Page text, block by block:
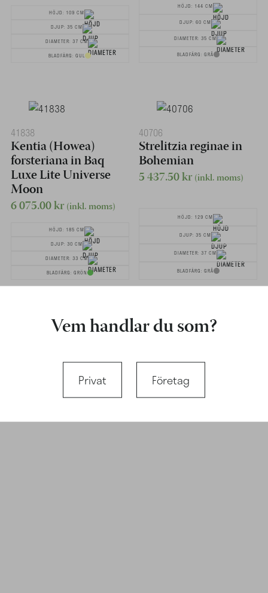
HÖJD: 109 CM
DJUP: 35 CM
DIAMETER: 37 CM
BLADFÄRG: GUL
HÖJD: 144 CM
DJUP: 60 CM
DIAMETER: 35 CM
BLADFÄRG: GRÅ
41838
Kentia (Howea)
forsteriana in Baq
Luxe Lite Universe
Moon
6 075.00kr(inkl. moms)
HÖJD: 185 CM
DJUP: 30 CM
DIAMETER: 33 CM
BLADFÄRG: GRÖN
40706
Strelitzia reginae in
Bohemian
5 437.50kr(inkl. moms)
HÖJD: 129 CM
DJUP: 35 CM
DIAMETER: 37 CM
BLADFÄRG: GRÅ
Vem handlar du som?
Privat Företag